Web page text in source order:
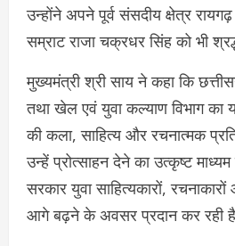
उन्होंने अपने पूर्व संसदीय क्षेत्र
सम्राट राजा चक्रधर सिंह को भी
मुख्यमंत्री श्री साय ने कहा कि
तथा खेल एवं युवा कल्याण विभाग का
की कला, साहित्य और रचनात्मक
उन्हें प्रोत्साहन देने का उत्कृष्ट
सरकार युवा साहित्यकारों,
आगे बढ़ने के अवसर प्रदान कर रही